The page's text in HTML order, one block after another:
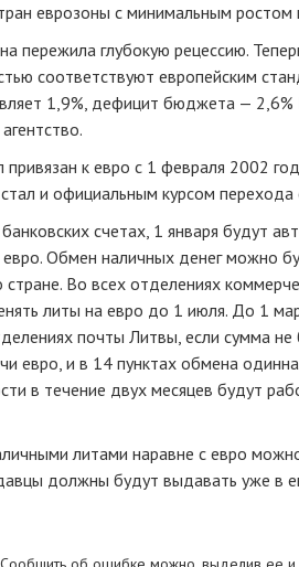
еврозоны с минимальным ростом
пережила глубокую рецессию.
соответствуют европейским
1,9%, дефицит бюджета —
привязан к евро с 1 февраля 2002
и официальным курсом перехода
счетах, 1 января будут
Обмен наличных денег можно
Во всех отделениях
литы на евро до 1 июля. До 1
почты Литвы, если сумма
евро, и в 14 пунктах обмена
в течение двух месяцев будут
литами наравне с евро
должны будут выдавать уже в